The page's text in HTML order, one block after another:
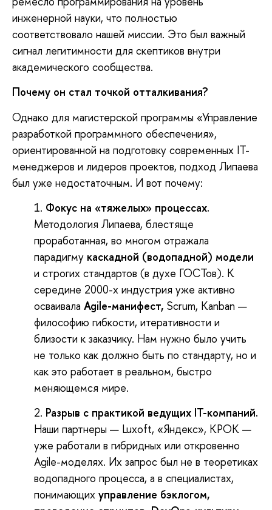
инженерной науки, что полностью
соответствовало нашей миссии. Это был важный
сигнал легитимности для скептиков внутри
академического сообщества.
Почему он стал точкой отталкивания?
Однако для магистерской программы «Управление
разработкой программного обеспечения»,
ориентированной на подготовку современных IT-
менеджеров и лидеров проектов, подход Липаева
был уже недостаточным. И вот почему:
Фокус на «тяжелых» процессах.
Методология Липаева, блестяще
проработанная, во многом отражала
парадигму каскадной (водопадной) модели
и строгих стандартов (в духе ГОСТов). К
середине 2000-х индустрия уже активно
осваивала Agile-манифест, Scrum, Kanban —
философию гибкости, итеративности и
близости к заказчику. Нам нужно было учить
не только как должно быть по стандарту, но и
как это работает в реальном, быстро
меняющемся мире.
Разрыв с практикой ведущих IT-компаний.
Наши партнеры — Luxoft, «Яндекс», КРОК —
уже работали в гибридных или откровенно
Agile-моделях. Их запрос был не в теоретиках
водопадного процесса, а в специалистах,
понимающих управление бэклогом,